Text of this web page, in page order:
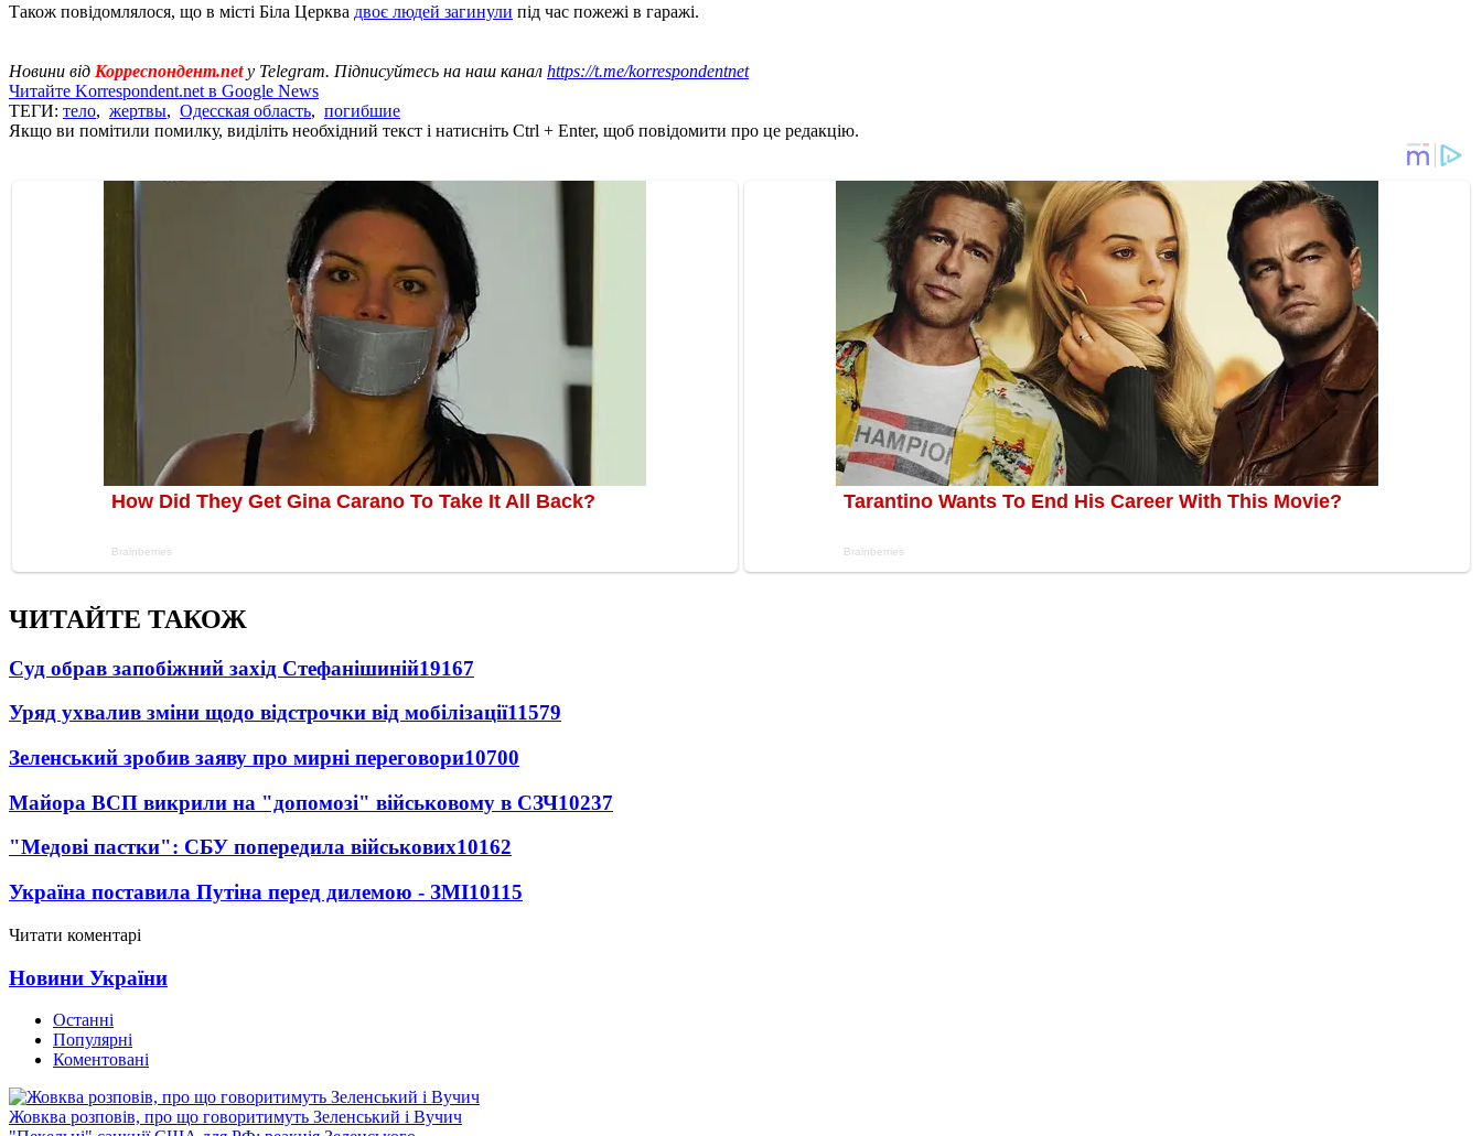
Також повідомлялося, що в місті Біла Церква двоє людей загинули під час пожежі в гаражі.
Новини від Корреспондент.netу Telegram. Підписуйтесь на наш канал https://t.me/korrespondentnet
Читайте Korrespondent.net в Google News
ТЕГИ: тело, жертвы, Одесская область, погибшие
Якщо ви помітили помилку, виділіть необхідний текст і натисніть Ctrl + Enter, щоб повідомити про це редакцію.
ЧИТАЙТЕ ТАКОЖ
Суд обрав запобіжний захід Стефанішиній19167
Уряд ухвалив зміни щодо відстрочки від мобілізації11579
Зеленський зробив заяву про мирні переговори10700
Майора ВСП викрили на "допомозі" військовому в СЗЧ10237
"Медові пастки": СБУ попередила військових10162
Україна поставила Путіна перед дилемою - ЗМІ10115
Читати коментарі
Новини України
Останні
Популярні
Коментовані
Жовква розповів, про що говоритимуть Зеленський і Вучич